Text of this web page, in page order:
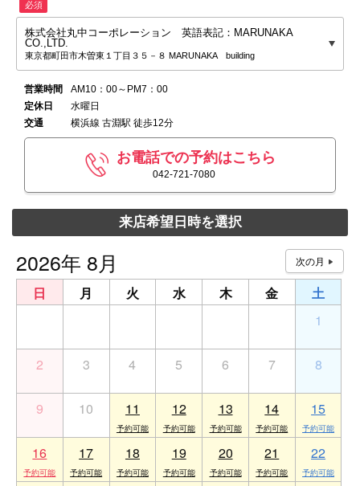
必須
株式会社丸中コーポレーション 英語表記：MARUNAKA
CO.,LTD.
東京都町田市木曽東１丁目３５－８ MARUNAKA building
営業時間
AM10：00～PM7：00
定休日
水曜日
交通
横浜線 古淵駅 徒歩12分
お電話での予約はこちら
042-721-7080
来店希望日時を選択
2026年 8月
日 月 火 水 木 金
土
1
2 3 4 5 6 7 8
9 10 11 12 13 14 15
16 17 18 19 20 21 22